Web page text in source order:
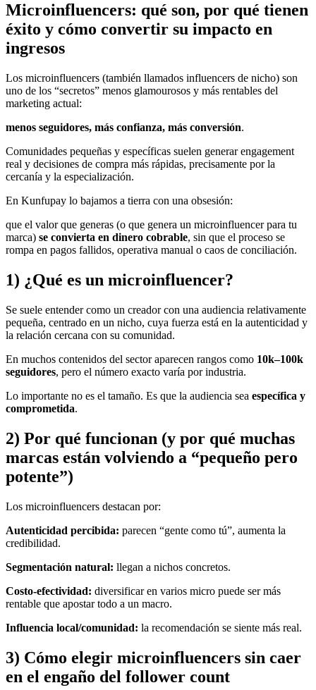
Microinfluencers: qué son, por qué tienen
éxito y cómo convertir su impacto en
ingresos
Los microinfluencers (también llamados influencers de nicho) son
uno de los “secretos” menos glamourosos y más rentables del
marketing actual:
menos seguidores, más confianza, más conversión.
Comunidades pequeñas y específicas suelen generar engagement
real y decisiones de compra más rápidas, precisamente por la
cercanía y la especialización.
En Kunfupay lo bajamos a tierra con una obsesión:
que el valor que generas (o que genera un microinfluencer para tu
marca) se convierta en dinero cobrable, sin que el proceso se
rompa en pagos fallidos, operativa manual o caos de conciliación.
1) ¿Qué es un microinfluencer?
Se suele entender como un creador con una audiencia relativamente
pequeña, centrado en un nicho, cuya fuerza está en la autenticidad y
la relación cercana con su comunidad.
En muchos contenidos del sector aparecen rangos como 10k–100k
seguidores, pero el número exacto varía por industria.
Lo importante no es el tamaño. Es que la audiencia sea específica y
comprometida.
2) Por qué funcionan (y por qué muchas
marcas están volviendo a “pequeño pero
potente”)
Los microinfluencers destacan por:
Autenticidad percibida: parecen “gente como tú”, aumenta la
credibilidad.
Segmentación natural: llegan a nichos concretos.
Costo-efectividad: diversificar en varios micro puede ser más
rentable que apostar todo a un macro.
Influencia local/comunidad: la recomendación se siente más real.
3) Cómo elegir microinfluencers sin caer
en el engaño del follower count